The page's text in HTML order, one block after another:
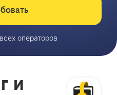
операторов
и